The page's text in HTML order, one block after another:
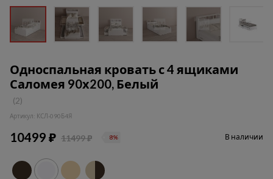
Односпальная кровать с 4 ящиками
Саломея 90х200, Белый
(2)
Артикул: КСЛ-090Б4Я
10499 ₽ 11499 ₽ 8% В наличии